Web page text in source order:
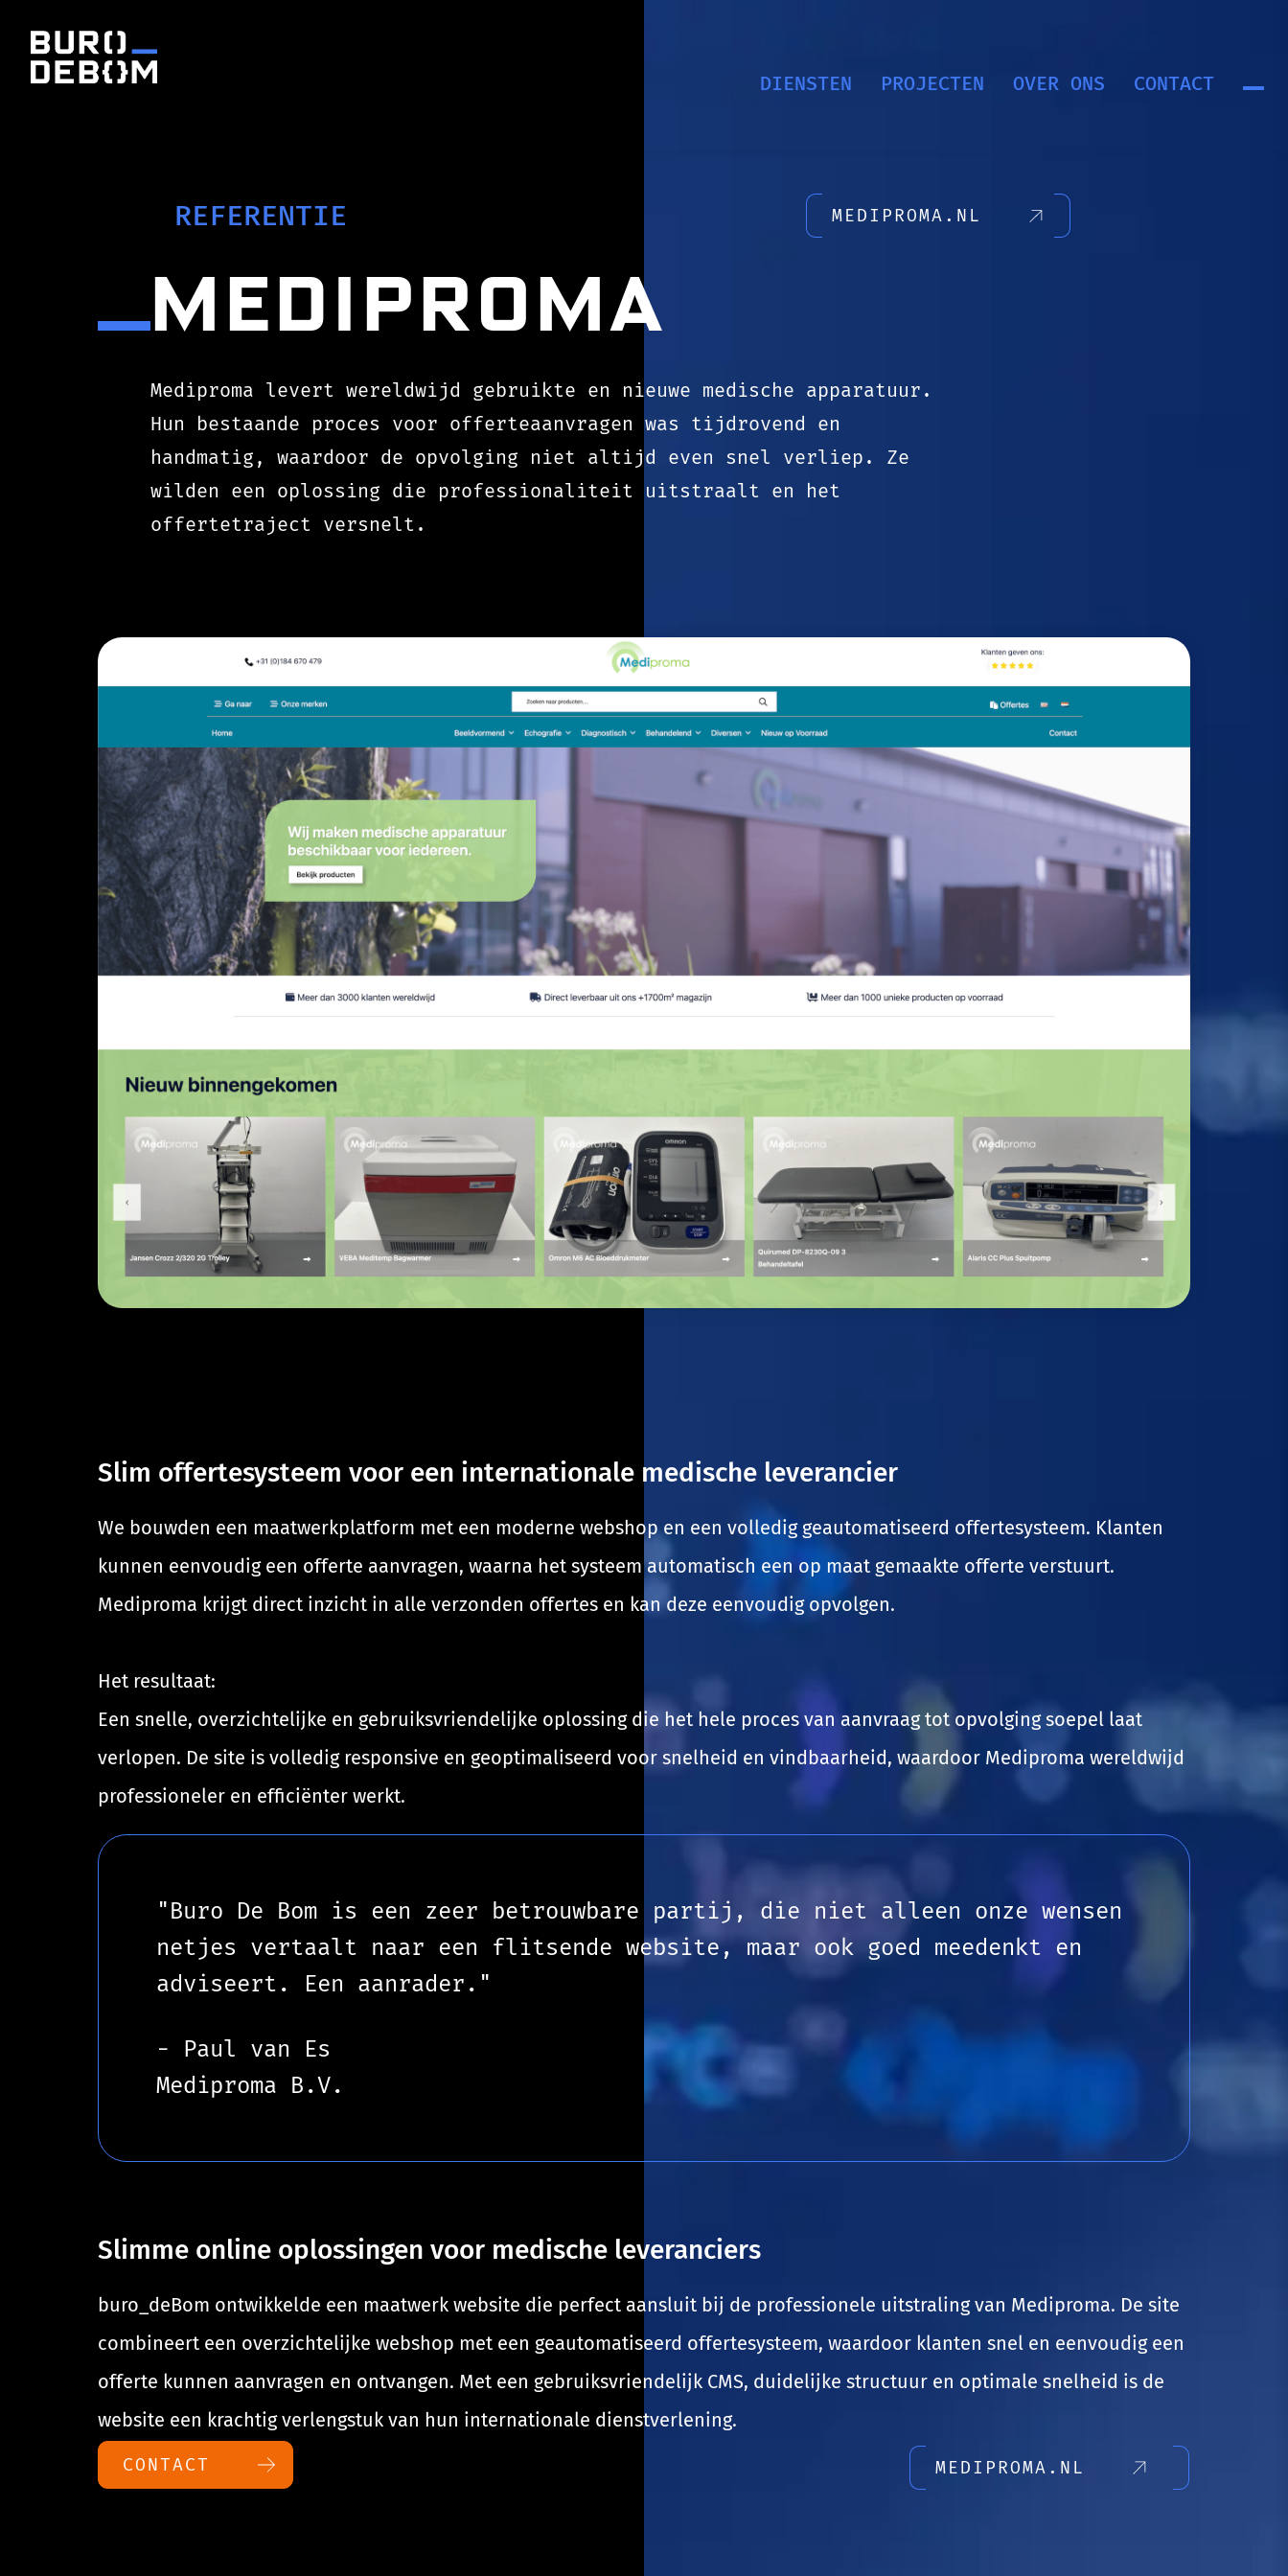
DIENSTEN PROJECTEN OVER ONS CONTACT
REFERENTIE MEDIPROMA.NL
Mediproma
Mediproma levert wereldwijd gebruikte en nieuwe medische apparatuur.
Hun bestaande proces voor offerteaanvragen was tijdrovend en
handmatig, waardoor de opvolging niet altijd even snel verliep. Ze
wilden een oplossing die professionaliteit uitstraalt en het
offertetraject versnelt.
Slim offertesysteem voor een internationale medische leverancier
We bouwden een maatwerkplatform met een moderne webshop en een volledig geautomatiseerd offertesysteem. Klanten
kunnen eenvoudig een offerte aanvragen, waarna het systeem automatisch een op maat gemaakte offerte verstuurt.
Mediproma krijgt direct inzicht in alle verzonden offertes en kan deze eenvoudig opvolgen.
Het resultaat:
Een snelle, overzichtelijke en gebruiksvriendelijke oplossing die het hele proces van aanvraag tot opvolging soepel laat
verlopen. De site is volledig responsive en geoptimaliseerd voor snelheid en vindbaarheid, waardoor Mediproma wereldwijd
professioneler en efficiënter werkt.
"Buro De Bom is een zeer betrouwbare partij, die niet alleen onze wensen
netjes vertaalt naar een flitsende website, maar ook goed meedenkt en
adviseert. Een aanrader."
- Paul van Es
Mediproma B.V.
Slimme online oplossingen voor medische leveranciers
buro_deBom ontwikkelde een maatwerk website die perfect aansluit bij de professionele uitstraling van Mediproma. De site
combineert een overzichtelijke webshop met een geautomatiseerd offertesysteem, waardoor klanten snel en eenvoudig een
offerte kunnen aanvragen en ontvangen. Met een gebruiksvriendelijk CMS, duidelijke structuur en optimale snelheid is de
website een krachtig verlengstuk van hun internationale dienstverlening.
CONTACT MEDIPROMA.NL